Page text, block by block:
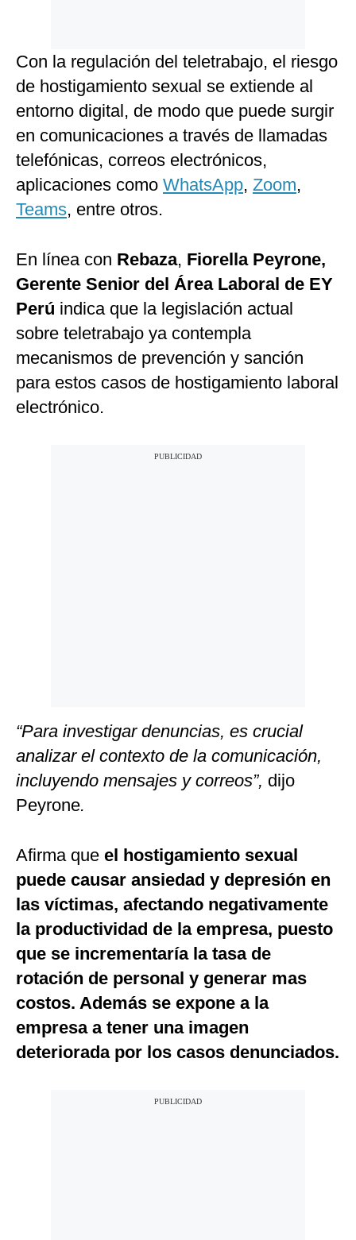
Con la regulación del teletrabajo, el riesgo
de hostigamiento sexual se extiende al
entorno digital, de modo que puede surgir
en comunicaciones a través de llamadas
telefónicas, correos electrónicos,
aplicaciones como WhatsApp, Zoom,
Teams, entre otros.
En línea con Rebaza, Fiorella Peyrone,
Gerente Senior del Área Laboral de EY
Perú indica que la legislación actual
sobre teletrabajo ya contempla
mecanismos de prevención y sanción
para estos casos de hostigamiento laboral
electrónico.
“Para investigar denuncias, es crucial
analizar el contexto de la comunicación,
incluyendo mensajes y correos”, dijo
Peyrone.
Afirma que el hostigamiento sexual
puede causar ansiedad y depresión en
las víctimas, afectando negativamente
la productividad de la empresa, puesto
que se incrementaría la tasa de
rotación de personal y generar mas
costos. Además se expone a la
empresa a tener una imagen
deteriorada por los casos denunciados.